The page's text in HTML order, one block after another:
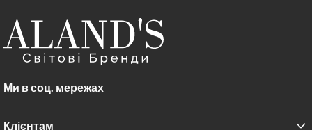
Ми в соц. мережах
Клієнтам